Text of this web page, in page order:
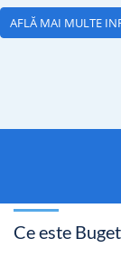
AFLĂ MAI MULTE
Ce este